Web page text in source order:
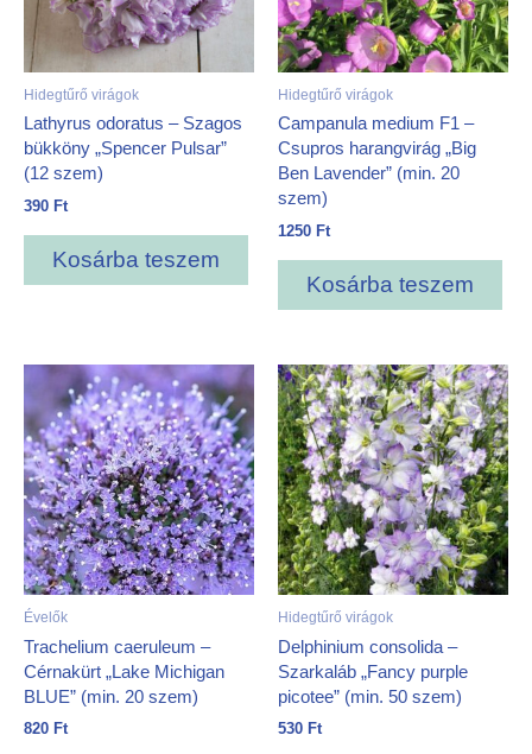
Hidegtűrő virágok
Lathyrus odoratus – Szagos
bükköny „Spencer Pulsar”
(12 szem)
390 Ft
Kosárba teszem
Hidegtűrő virágok
Campanula medium F1 –
Csupros harangvirág „Big
Ben Lavender” (min. 20
szem)
1250 Ft
Kosárba teszem
Évelők
Trachelium caeruleum –
Cérnakürt „Lake Michigan
BLUE” (min. 20 szem)
820 Ft
Hidegtűrő virágok
Delphinium consolida –
Szarkaláb „Fancy purple
picotee” (min. 50 szem)
530 Ft